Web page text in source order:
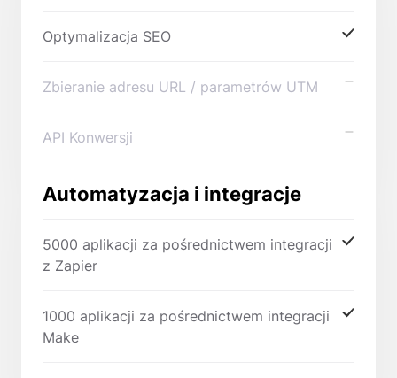
Optymalizacja SEO
Zbieranie adresu URL / parametrów UTM
API Konwersji
Automatyzacja i integracje
5000 aplikacji za pośrednictwem integracji
z Zapier
1000 aplikacji za pośrednictwem integracji
Make